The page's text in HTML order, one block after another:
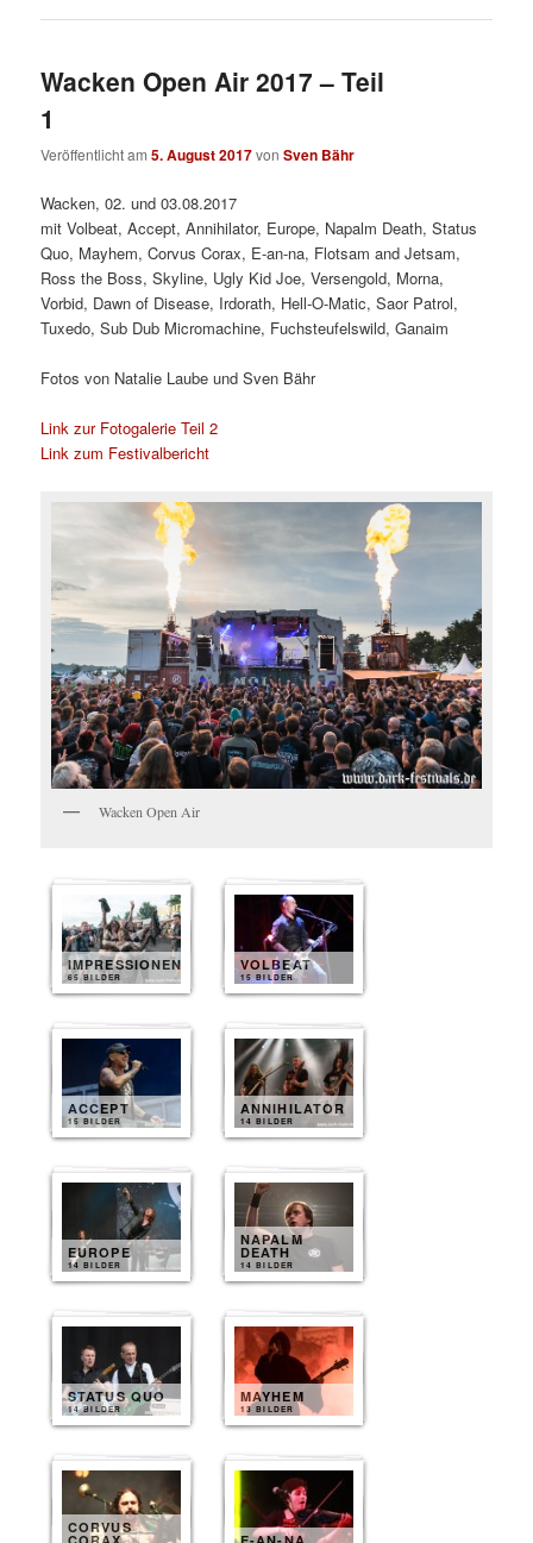
Wacken Open Air 2017 – Teil
1
Veröffentlicht am5. August 2017vonSven Bähr
Wacken, 02. und 03.08.2017
mit Volbeat, Accept, Annihilator, Europe, Napalm Death, Status
Quo, Mayhem, Corvus Corax, E-an-na, Flotsam and Jetsam,
Ross the Boss, Skyline, Ugly Kid Joe, Versengold, Morna,
Vorbid, Dawn of Disease, Irdorath, Hell-O-Matic, Saor Patrol,
Tuxedo, Sub Dub Micromachine, Fuchsteufelswild, Ganaim
Fotos von Natalie Laube und Sven Bähr
Link zur Fotogalerie Teil 2
Link zum Festivalbericht
Wacken Open Air
IMPRESSIONEN
65 BILDER
VOLBEAT
15 BILDER
ACCEPT
15 BILDER
ANNIHILATOR
14 BILDER
EUROPE
14 BILDER
NAPALM
DEATH
14 BILDER
STATUS QUO
14 BILDER
MAYHEM
13 BILDER
CORVUS